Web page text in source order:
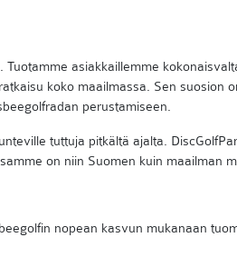
asiakkaillemme
koko maailmassa. Sen
perustamiseen.
tuttuja pitkältä ajalta.
on niin Suomen kuin maailman
nopean kasvun mukanaan